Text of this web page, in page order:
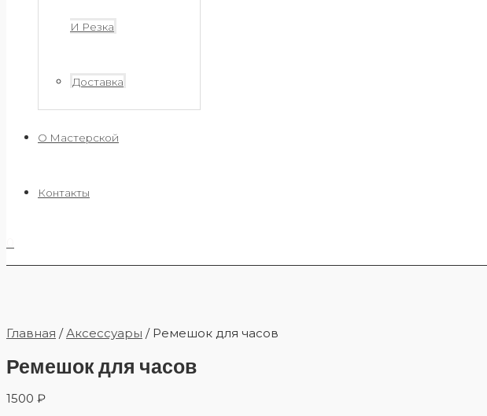
И Резка
Доставка
О Мастерской
Контакты
Главная /Аксессуары / Ремешок для часов
Ремешок для часов
1500 ₽